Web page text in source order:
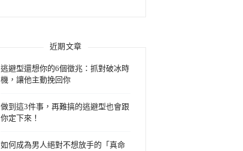
近期文章
逃避型還想你的6個徵兆：抓對破冰時
機，讓他主動挽回你
做到這3件事，再難搞的逃避型也會跟
你定下來！
如何成為男人絕對不想放手的「真命